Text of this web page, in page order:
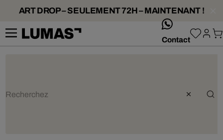
ART DROP – SEULEMENT 72H – MAINTENANT !
Contact